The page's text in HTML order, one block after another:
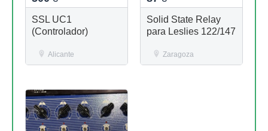
SSL UC1
(Controlador)
Alicante
Solid State Relay
para Leslies 122/147
Zaragoza